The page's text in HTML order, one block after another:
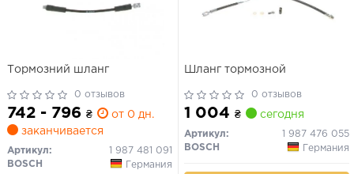
Тормозний шланг
0 отзывов
742 - 796 ₴
от 0 дн.
заканчивается
Артикул:
1 987 481 091
BOSCH
Германия
Шланг тормозной
0 отзывов
1 004 ₴ сегодня
Артикул:
1 987 476 055
BOSCH
Германия